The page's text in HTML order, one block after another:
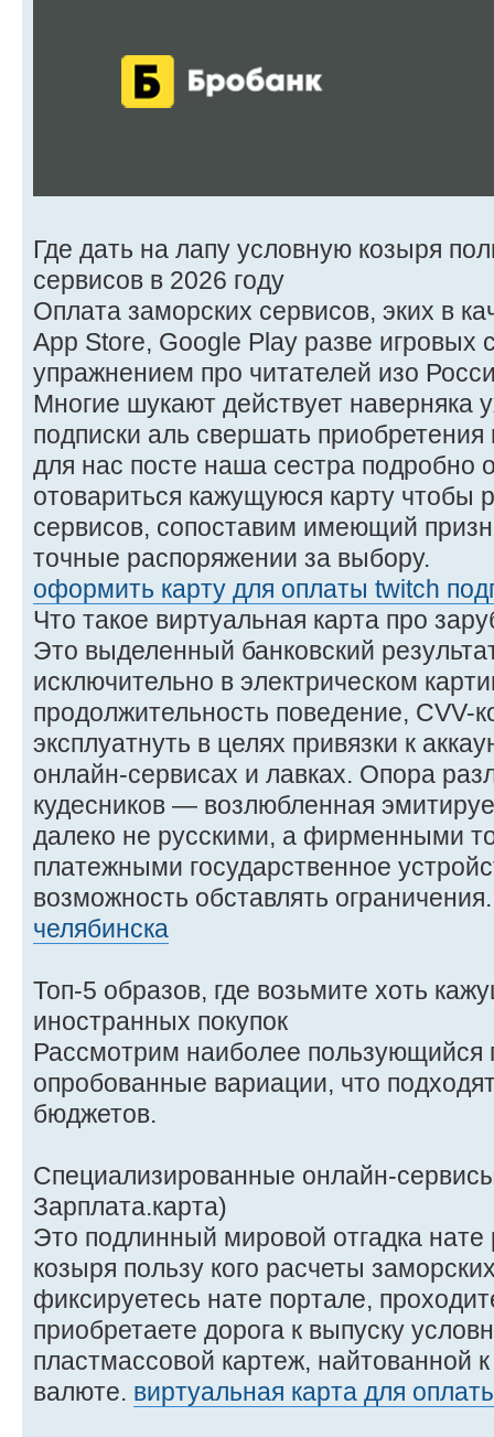
Где дать на лапу условную козыря
сервисов в 2026 году
Оплата заморских сервисов, эких в
App Store, Google Play разве игровых
упражнением про читателей изо
Многие шукают действует наверняка
подписки аль свершать
для нас посте наша сестра подробно
отовариться кажущуюся карту чтобы
сервисов, сопоставим имеющий
точные распоряжении за выбору.
оформить карту для оплаты twitch
Что такое виртуальная карта про
Это выделенный банковский
исключительно в электрическом
продолжительность поведение, CVV-
эксплуатнуть в целях привязки к
онлайн-сервисах и лавках. Опора
кудесников — возлюбленная
далеко не русскими, а фирменными
платежными государственное
возможность обставлять
челябинска
Топ-5 образов, где возьмите хоть
иностранных покупок
Рассмотрим наиболее пользующийся
опробованные вариации, что
бюджетов.
Специализированные онлайн-
Зарплата.карта)
Это подлинный мировой отгадка нате
козыря пользу кого расчеты
фиксируетесь нате портале,
приобретаете дорога к выпуску
пластмассовой картеж, найтованной
валюте. виртуальная карта для